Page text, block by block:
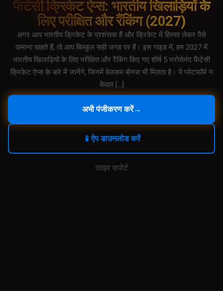
फैंटेसी क्रिकेट ऐप्स: भारतीय खिलाड़ियों के
लिए परीक्षित और रैंकिंग (2027)
अगर आप भारतीय क्रिकेट के प्रशंसक हैं और क्रिकेट में हिस्सा लेकर पैसे
कमाना चाहते हैं, तो आप बिल्कुल सही जगह पर हैं। इस गाइड में, हम 2027 में
भारतीय खिलाड़ियों के लिए परीक्षित और रैंकिंग किए गए शीर्ष 5 भरोसेमंद फैंटेसी
क्रिकेट ऐप्स के बारे में जानेंगे, जिनमें वेलकम बोनस भी मिलता है। ये प्लेटफॉर्म न
केवल […]
अभी पंजीकरण करें→
📱ऐप डाउनलोड करें
लाइव सपोर्ट